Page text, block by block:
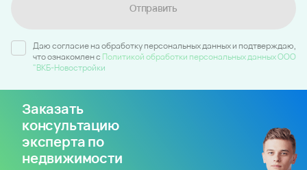
Отправить
Даю согласие на обработку персональных данных и подтверждаю,
что ознакомлен c Политикой обработки персональных данных ООО
"ВКБ-Новостройки
Заказать
консультацию
эксперта по
недвижимости